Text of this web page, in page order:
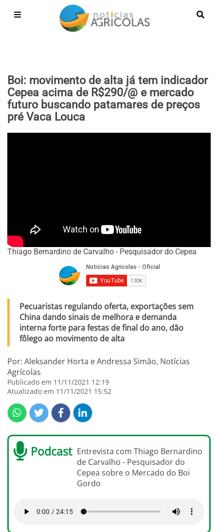
Boi: movimento de alta já tem indicador
Cepea acima de R$290/@ e mercado
futuro buscando patamares de preços
pré Vaca Louca
Thiago Bernardino de Carvalho - Pesquisador do Cepea
Pecuaristas regulando oferta, exportações sem
China dando sinais de melhora e demanda
interna forte para festas de final do ano, dão
fôlego ao movimento de alta
Por: Aleksander Horta e Andressa Simão, Notícias
Agrícolas
Publicado em 11/11/2021 12:19
Atualizado em 11/11/2021 15:52
Podcast Entrevista com Thiago Bernardino
de Carvalho - Pesquisador do
Cepea sobre o Mercado do Boi
Gordo